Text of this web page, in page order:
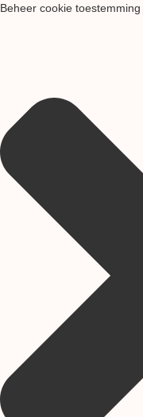
Beheer cookie toestemming